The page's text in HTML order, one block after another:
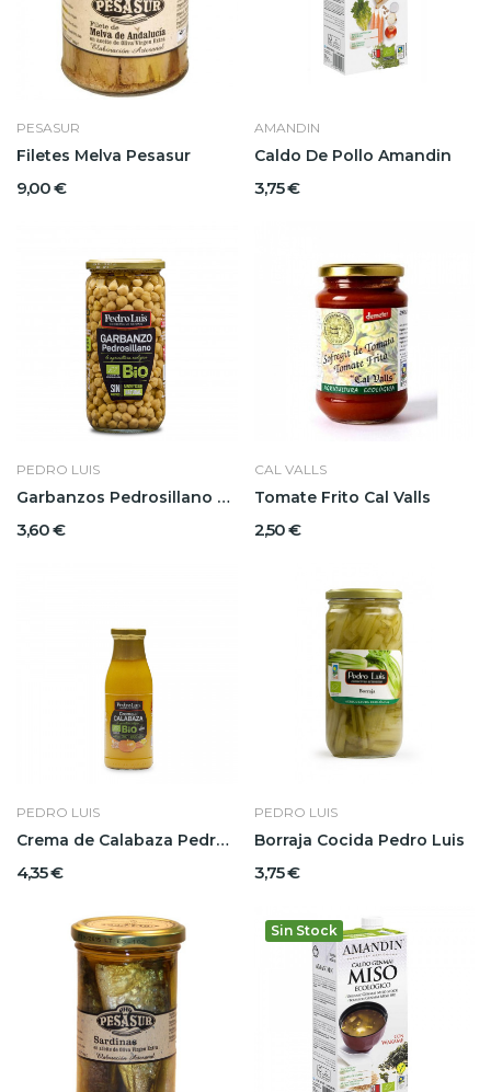
PESASUR
Filetes Melva Pesasur
9,00 €
AMANDIN
Caldo De Pollo Amandin
3,75 €
PEDRO LUIS
Garbanzos Pedrosillano al Natural 720grs Pedro...
3,60 €
CAL VALLS
Tomate Frito Cal Valls
2,50 €
PEDRO LUIS
Crema de Calabaza Pedro Luis
4,35 €
PEDRO LUIS
Borraja Cocida Pedro Luis
3,75 €
Sin Stock